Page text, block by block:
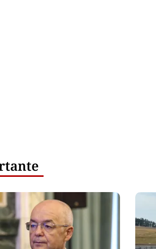
la giganții rezervărilor:
respectarea legii
bugetară pe locuitor
unui terminal